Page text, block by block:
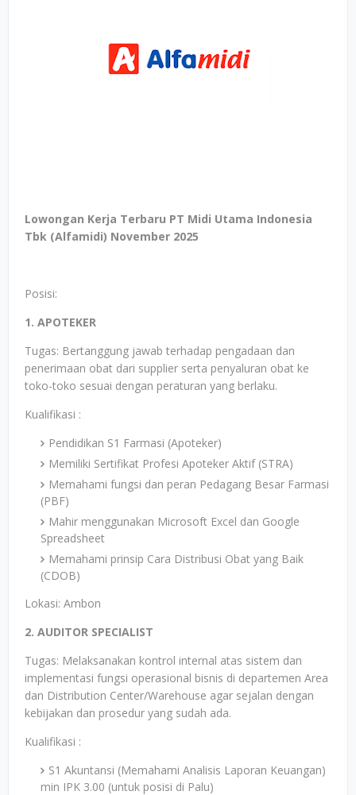
Lowongan Kerja Terbaru PT Midi Utama Indonesia
Tbk (Alfamidi) November 2025
Posisi:
1. APOTEKER
Tugas: Bertanggung jawab terhadap pengadaan dan
penerimaan obat dari supplier serta penyaluran obat ke
toko-toko sesuai dengan peraturan yang berlaku.
Kualifikasi :
Pendidikan S1 Farmasi (Apoteker)
Memiliki Sertifikat Profesi Apoteker Aktif (STRA)
Memahami fungsi dan peran Pedagang Besar Farmasi
(PBF)
Mahir menggunakan Microsoft Excel dan Google
Spreadsheet
Memahami prinsip Cara Distribusi Obat yang Baik
(CDOB)
Lokasi: Ambon
2. AUDITOR SPECIALIST
Tugas: Melaksanakan kontrol internal atas sistem dan
implementasi fungsi operasional bisnis di departemen Area
dan Distribution Center/Warehouse agar sejalan dengan
kebijakan dan prosedur yang sudah ada.
Kualifikasi :
S1 Akuntansi (Memahami Analisis Laporan Keuangan)
min IPK 3.00 (untuk posisi di Palu)